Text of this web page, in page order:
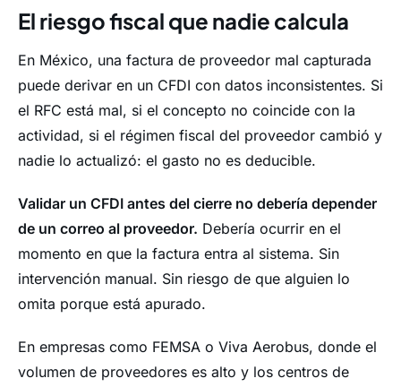
El riesgo fiscal que nadie calcula
En México, una factura de proveedor mal capturada
puede derivar en un CFDI con datos inconsistentes. Si
el RFC está mal, si el concepto no coincide con la
actividad, si el régimen fiscal del proveedor cambió y
nadie lo actualizó: el gasto no es deducible.
Validar un CFDI antes del cierre no debería depender
de un correo al proveedor. Debería ocurrir en el
momento en que la factura entra al sistema. Sin
intervención manual. Sin riesgo de que alguien lo
omita porque está apurado.
En empresas como FEMSA o Viva Aerobus, donde el
volumen de proveedores es alto y los centros de